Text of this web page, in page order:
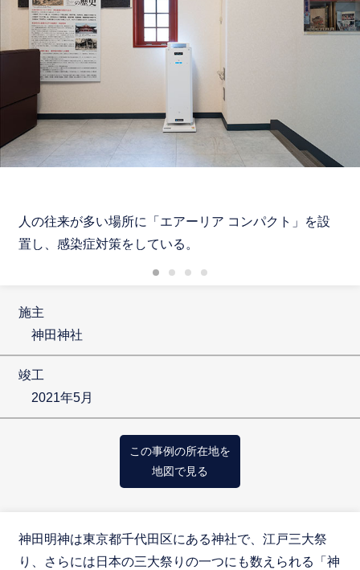
人の往来が多い場所に「エアーリア コンパクト」を設
置し、感染症対策をしている。
施主
神田神社
竣工
2021年5月
この事例の所在地を
地図で見る
神田明神は東京都千代田区にある神社で、江戸三大祭
り、さらには日本の三大祭りの一つにも数えられる「神